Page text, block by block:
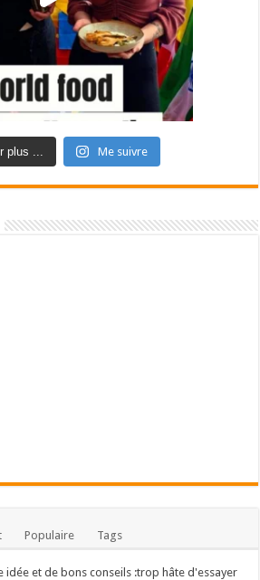
plus ... Me suivre
Populaire Tags
idée et de bons conseils :trop hâte d'essayer